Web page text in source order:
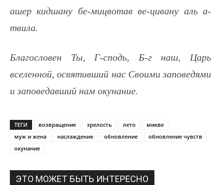
ашер кидшану бе-мицвотав ве-цивану аль а-
твила.
Благословен Ты, Г-сподь, Б-г наш, Царь
вселенной, освятивший нас Своими заповедями
и заповедавший нам окунание.
ТЕГИ возвращение зрелость лето
микве
муж и жена
наслаждение обновление
обновление чувств
окунание
ЭТО МОЖЕТ БЫТЬ ИНТЕРЕСНО